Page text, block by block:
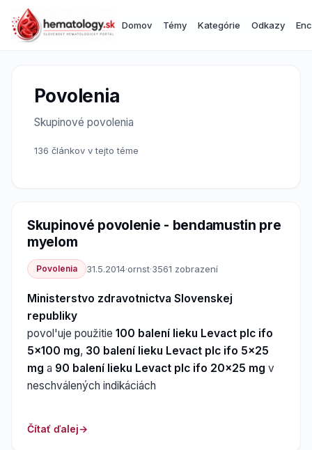
Domov Témy Kategórie Odkazy
Povolenia
Skupinové povolenia
136 článkov v tejto téme
Skupinové povolenie - bendamustin pre
myelom
Povolenia 31.5.2014·ornst·3561 zobrazení
Ministerstvo zdravotnictva Slovenskej
republiky
povol'uje použitie 100 balení lieku Levact plc ifo
5x100 mg, 30 balení lieku Levact plc ifo 5x25
mg a 90 balení lieku Levact plc ifo 20x25 mg v
neschválených indikáciách
Čítať ďalej